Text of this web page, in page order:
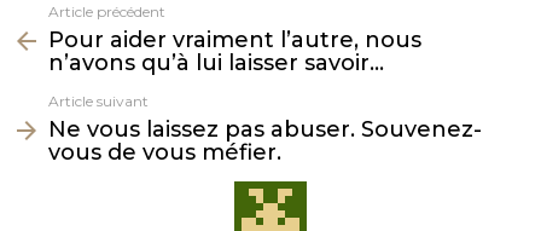
plus
Article précédent
Pour aider vraiment l’autre, nous
n’avons qu’à lui laisser savoir…
Article suivant
Ne vous laissez pas abuser. Souvenez-
vous de vous méfier.